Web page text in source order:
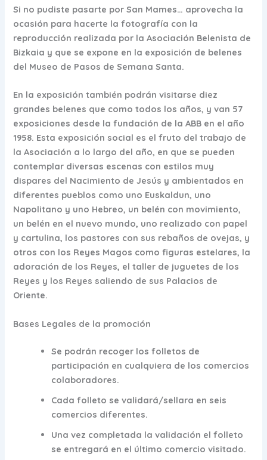
Si no pudiste pasarte por San Mames… aprovecha la
ocasión para hacerte la fotografía con la
reproducción realizada por la Asociación Belenista de
Bizkaia y que se expone en la exposición de belenes
del Museo de Pasos de Semana Santa.
En la exposición también podrán visitarse diez
grandes belenes que como todos los años, y van 57
exposiciones desde la fundación de la ABB en el año
1958. Esta exposición social es el fruto del trabajo de
la Asociación a lo largo del año, en que se pueden
contemplar diversas escenas con estilos muy
dispares del Nacimiento de Jesús y ambientados en
diferentes pueblos como uno Euskaldun, uno
Napolitano y uno Hebreo, un belén con movimiento,
un belén en el nuevo mundo, uno realizado con papel
y cartulina, los pastores con sus rebaños de ovejas, y
otros con los Reyes Magos como figuras estelares, la
adoración de los Reyes, el taller de juguetes de los
Reyes y los Reyes saliendo de sus Palacios de
Oriente.
Bases Legales de la promoción
Se podrán recoger los folletos de
participación en cualquiera de los comercios
colaboradores.
Cada folleto se validará/sellara en seis
comercios diferentes.
Una vez completada la validación el folleto
se entregará en el último comercio visitado.